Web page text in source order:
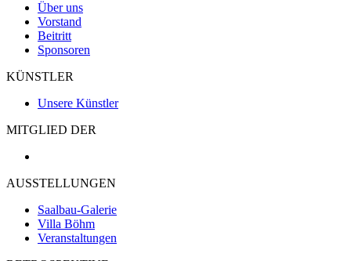
Über uns
Vorstand
Beitritt
Sponsoren
KÜNSTLER
Unsere Künstler
MITGLIED DER
AUSSTELLUNGEN
Saalbau-Galerie
Villa Böhm
Veranstaltungen